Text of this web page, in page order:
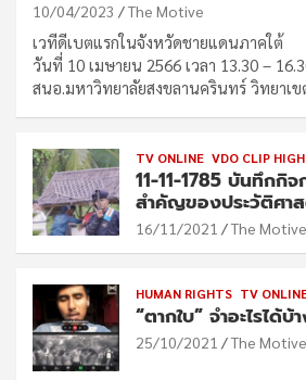
10/04/2023 The Motive
เวทีดีเบตแรกในจังหวัดชายแดนภาคใต้
วันที่ 10 เมษายน 2566 เวลา 13.30 –
สนอ.มหาวิทยาลัยสงขลานครินทร์ วิทยาเ
TV ONLINE VDO CLIP
11-11-1785 บันทึกกิ
สำคัญของประวัติศา
16/11/2021 The Motive
HUMAN RIGHTS TV
“ตากใบ” จำอะไรได้บ้
25/10/2021 The Motive